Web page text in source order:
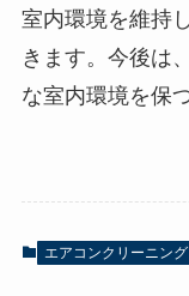
室内環境を維持
きます。今後は
な室内環境を保
エアコンクリーニング